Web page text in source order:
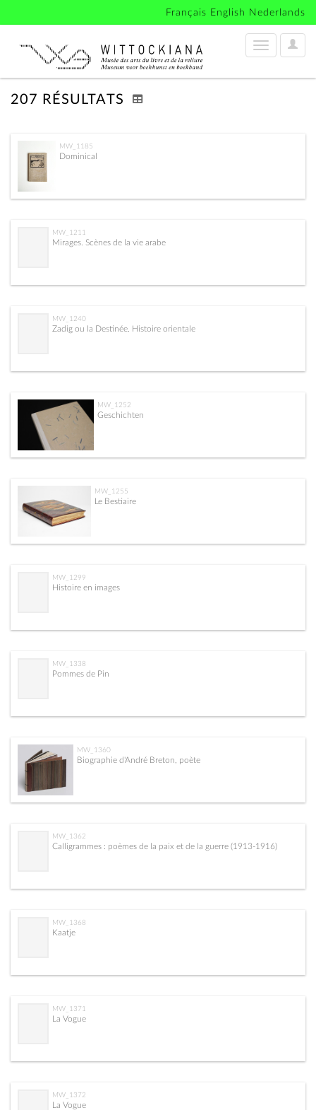
Français English Nederlands
User
Toggle
navigation
207 RÉSULTATS
MW_1185
Dominical
MW_1211
Mirages. Scènes de la vie arabe
MW_1240
Zadig ou la Destinée. Histoire orientale
MW_1252
Geschichten
MW_1255
Le Bestiaire
MW_1299
Histoire en images
MW_1338
Pommes de Pin
MW_1360
Biographie d'André Breton, poète
MW_1362
Calligrammes : poèmes de la paix et de la guerre (1913-1916)
MW_1368
Kaatje
MW_1371
La Vogue
MW_1372
La Vogue